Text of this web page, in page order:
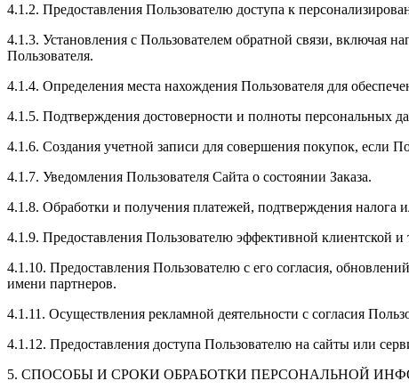
4.1.2. Предоставления Пользователю доступа к
4.1.3. Установления с Пользователем обратной связи, включая
Пользователя.
4.1.4. Определения места нахождения Пользователя для
4.1.5. Подтверждения достоверности и полноты персональных
4.1.6. Создания учетной записи для совершения покупок, если
4.1.7. Уведомления Пользователя Сайта о состоянии Заказа.
4.1.8. Обработки и получения платежей, подтверждения налога
4.1.9. Предоставления Пользователю эффективной клиентской
4.1.10. Предоставления Пользователю с его согласия,
имени партнеров.
4.1.11. Осуществления рекламной деятельности с согласия
4.1.12. Предоставления доступа Пользователю на сайты или
5. СПОСОБЫ И СРОКИ ОБРАБОТКИ ПЕРСОНАЛЬНОЙ